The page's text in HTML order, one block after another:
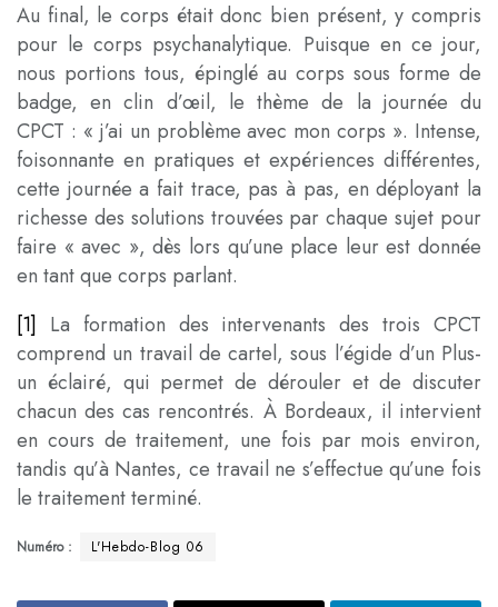
Au final, le corps était donc bien présent, y compris
pour le corps psychanalytique. Puisque en ce jour,
nous portions tous, épinglé au corps sous forme de
badge, en clin d’œil, le thème de la journée du
CPCT : « j’ai un problème avec mon corps ». Intense,
foisonnante en pratiques et expériences différentes,
cette journée a fait trace, pas à pas, en déployant la
richesse des solutions trouvées par chaque sujet pour
faire « avec », dès lors qu’une place leur est donnée
en tant que corps parlant.
[1]
La formation des intervenants des trois CPCT
comprend un travail de cartel, sous l’égide d’un Plus-
un éclairé, qui permet de dérouler et de discuter
chacun des cas rencontrés. À Bordeaux, il intervient
en cours de traitement, une fois par mois environ,
tandis qu’à Nantes, ce travail ne s’effectue qu’une fois
le traitement terminé.
Numéro : L'Hebdo-Blog 06